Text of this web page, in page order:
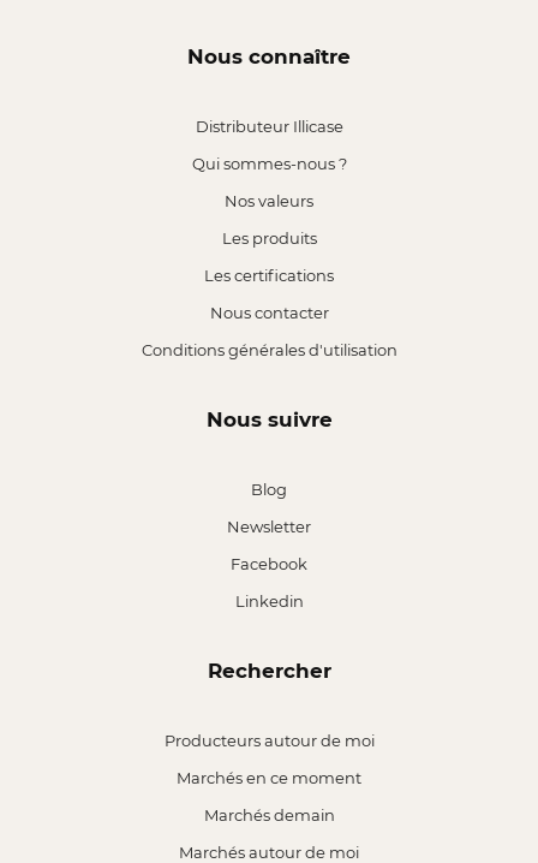
Nous connaître
Distributeur Illicase
Qui sommes-nous ?
Nos valeurs
Les produits
Les certifications
Nous contacter
Conditions générales d'utilisation
Nous suivre
Blog
Newsletter
Facebook
Linkedin
Rechercher
Producteurs autour de moi
Marchés en ce moment
Marchés demain
Marchés autour de moi